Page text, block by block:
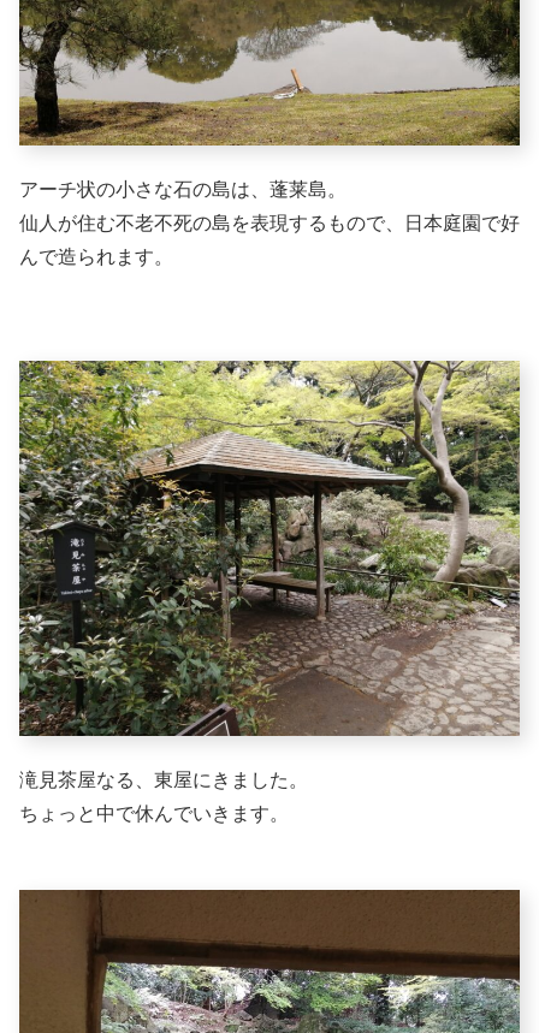
アーチ状の小さな石の島は、蓬莱島。
仙人が住む不老不死の島を表現するもので、日本庭園で好
んで造られます。
滝見茶屋なる、東屋にきました。
ちょっと中で休んでいきます。